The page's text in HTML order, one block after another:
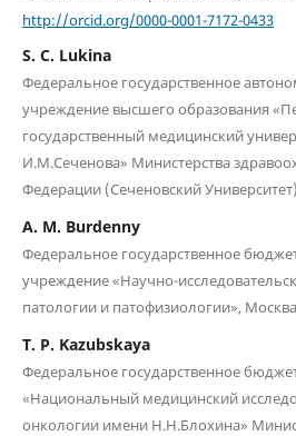
http://orcid.org/0000-0001-7172-0433
S. C. Lukina
Федеральное государственное
учреждение высшего образования
государственный медицинский
И.М.Сеченова» Министерства
Федерации (Сеченовский
A. M. Burdenny
Федеральное государственное
учреждение «Научно-
патологии и патофизиологии»,
T. P. Kazubskaya
Федеральное государственное
«Национальный медицинский
онкологии имени Н.Н.Блохина»